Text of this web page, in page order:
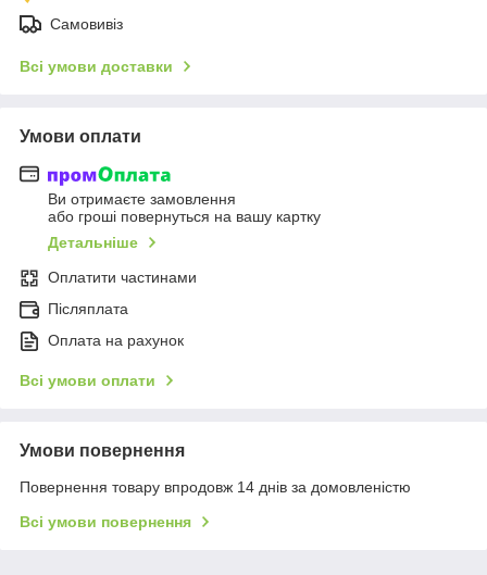
Самовивіз
Всі умови доставки
Умови оплати
Ви отримаєте замовлення
або гроші повернуться на вашу картку
Детальніше
Оплатити частинами
Післяплата
Оплата на рахунок
Всі умови оплати
Умови повернення
Повернення товару впродовж 14 днів за домовленістю
Всі умови повернення